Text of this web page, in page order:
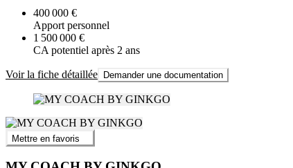
400 000 €
Apport personnel
1 500 000 €
CA potentiel après 2 ans
Voir la fiche détaillée Demander une documentation
Mettre en favoris